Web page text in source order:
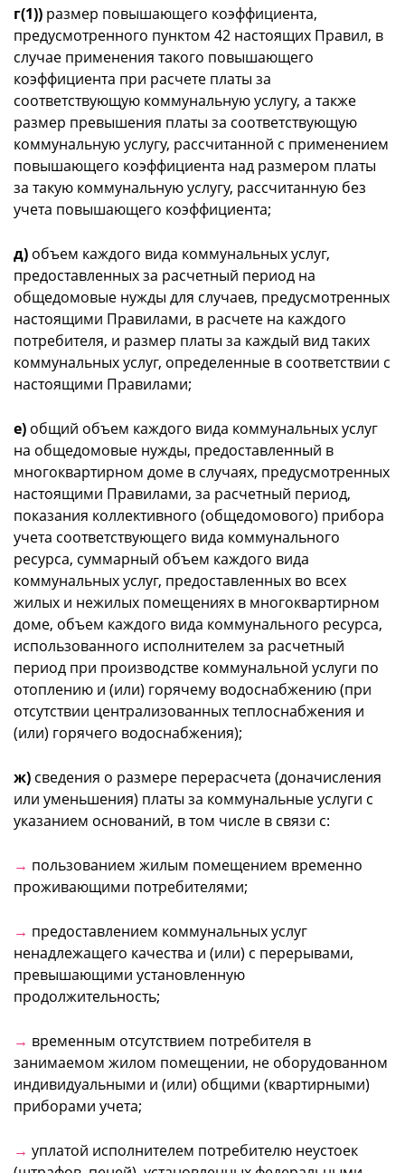
г(1)) размер повышающего коэффициента,
предусмотренного пунктом 42 настоящих Правил, в
случае применения такого повышающего
коэффициента при расчете платы за
соответствующую коммунальную услугу, а также
размер превышения платы за соответствующую
коммунальную услугу, рассчитанной с применением
повышающего коэффициента над размером платы
за такую коммунальную услугу, рассчитанную без
учета повышающего коэффициента;
д) объем каждого вида коммунальных услуг,
предоставленных за расчетный период на
общедомовые нужды для случаев, предусмотренных
настоящими Правилами, в расчете на каждого
потребителя, и размер платы за каждый вид таких
коммунальных услуг, определенные в соответствии с
настоящими Правилами;
е) общий объем каждого вида коммунальных услуг
на общедомовые нужды, предоставленный в
многоквартирном доме в случаях, предусмотренных
настоящими Правилами, за расчетный период,
показания коллективного (общедомового) прибора
учета соответствующего вида коммунального
ресурса, суммарный объем каждого вида
коммунальных услуг, предоставленных во всех
жилых и нежилых помещениях в многоквартирном
доме, объем каждого вида коммунального ресурса,
использованного исполнителем за расчетный
период при производстве коммунальной услуги по
отоплению и (или) горячему водоснабжению (при
отсутствии централизованных теплоснабжения и
(или) горячего водоснабжения);
ж) сведения о размере перерасчета (доначисления
или уменьшения) платы за коммунальные услуги с
указанием оснований, в том числе в связи с:
→ пользованием жилым помещением временно
проживающими потребителями;
→ предоставлением коммунальных услуг
ненадлежащего качества и (или) с перерывами,
превышающими установленную
продолжительность;
→ временным отсутствием потребителя в
занимаемом жилом помещении, не оборудованном
индивидуальными и (или) общими (квартирными)
приборами учета;
→ уплатой исполнителем потребителю неустоек